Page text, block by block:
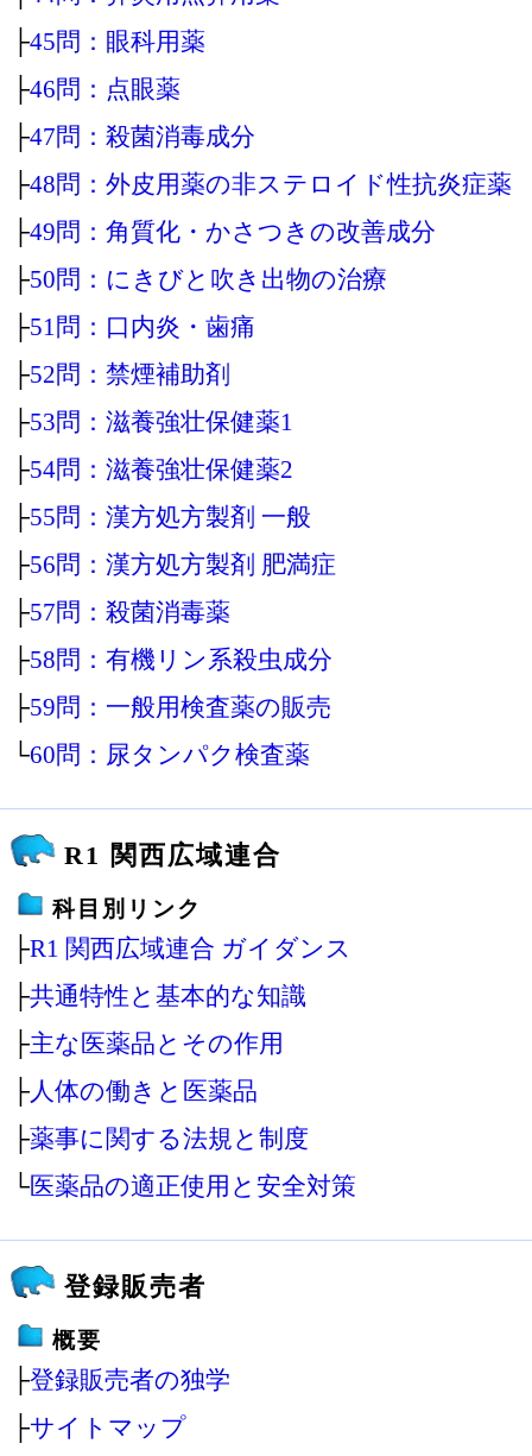
├45問：眼科用薬
├46問：点眼薬
├47問：殺菌消毒成分
├48問：外皮用薬の非ステロイド性抗炎症薬
├49問：角質化・かさつきの改善成分
├50問：にきびと吹き出物の治療
├51問：口内炎・歯痛
├52問：禁煙補助剤
├53問：滋養強壮保健薬1
├54問：滋養強壮保健薬2
├55問：漢方処方製剤 一般
├56問：漢方処方製剤 肥満症
├57問：殺菌消毒薬
├58問：有機リン系殺虫成分
├59問：一般用検査薬の販売
└60問：尿タンパク検査薬
R1 関西広域連合
科目別リンク
├R1 関西広域連合 ガイダンス
├共通特性と基本的な知識
├主な医薬品とその作用
├人体の働きと医薬品
├薬事に関する法規と制度
└医薬品の適正使用と安全対策
登録販売者
概要
├登録販売者の独学
├サイトマップ